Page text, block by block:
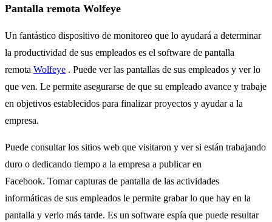
Pantalla remota Wolfeye
Un fantástico dispositivo de monitoreo que lo ayudará a determinar
la productividad de sus empleados es el software de pantalla
remota Wolfeye . Puede ver las pantallas de sus empleados y ver lo
que ven. Le permite asegurarse de que su empleado avance y trabaje
en objetivos establecidos para finalizar proyectos y ayudar a la
empresa.
Puede consultar los sitios web que visitaron y ver si están trabajando
duro o dedicando tiempo a la empresa a publicar en
Facebook. Tomar capturas de pantalla de las actividades
informáticas de sus empleados le permite grabar lo que hay en la
pantalla y verlo más tarde. Es un software espía que puede resultar